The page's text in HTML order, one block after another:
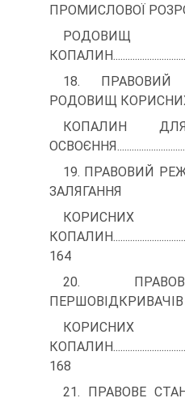
ПРОМИСЛОВОЇ
18. ПРАВОВИЙ
РОДОВИЩ
КОПАЛИН
19. ПРАВОВИЙ
ЗАЛЯГАННЯ
КОРИСНИХ
164
20.
КОРИСНИХ
168
21. ПРАВОВЕ